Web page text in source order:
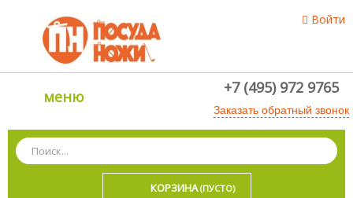
Войти
меню +7 (495) 972 9765
Заказать обратный звонок
КОРЗИНА (ПУСТО)